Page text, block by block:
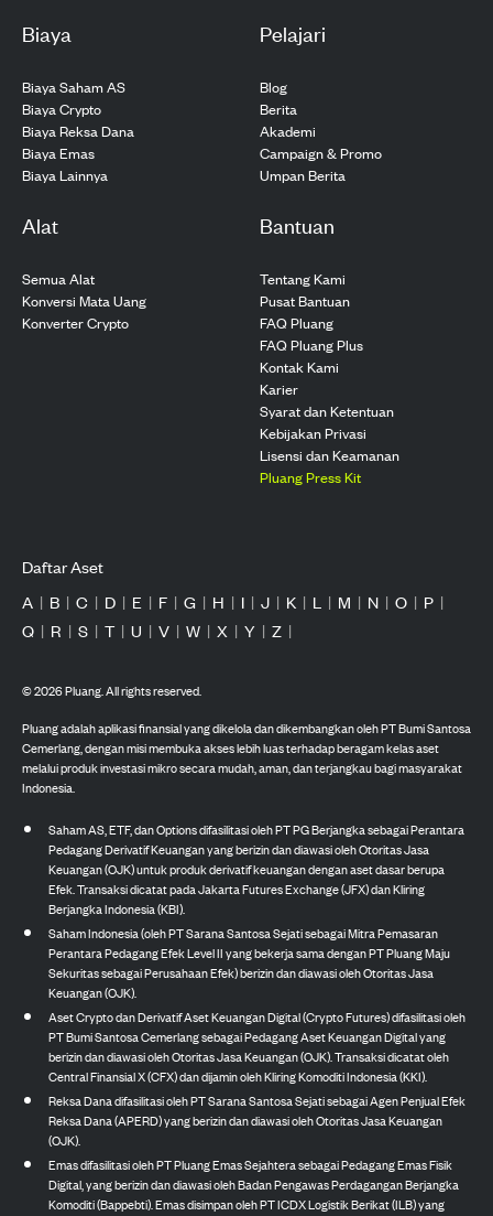
Biaya
Biaya Saham AS
Biaya Crypto
Biaya Reksa Dana
Biaya Emas
Biaya Lainnya
Pelajari
Blog
Berita
Akademi
Campaign & Promo
Umpan Berita
Alat
Semua Alat
Konversi Mata Uang
Konverter Crypto
Bantuan
Tentang Kami
Pusat Bantuan
FAQ Pluang
FAQ Pluang Plus
Kontak Kami
Karier
Syarat dan Ketentuan
Kebijakan Privasi
Lisensi dan Keamanan
Pluang Press Kit
Daftar Aset
A | B | C | D | E | F | G | H | I | J | K | L | M | N | O | P |
Q | R | S | T | U | V | W | X | Y | Z |
©2026Pluang. All rights reserved.
Pluang adalah aplikasi finansial yang dikelola dan dikembangkan oleh PT Bumi Santosa
Cemerlang, dengan misi membuka akses lebih luas terhadap beragam kelas aset
melalui produk investasi mikro secara mudah, aman, dan terjangkau bagi masyarakat
Indonesia.
Saham AS, ETF, dan Options difasilitasi oleh PT PG Berjangka sebagai Perantara
Pedagang Derivatif Keuangan yang berizin dan diawasi oleh Otoritas Jasa
Keuangan (OJK) untuk produk derivatif keuangan dengan aset dasar berupa
Efek. Transaksi dicatat pada Jakarta Futures Exchange (JFX) dan Kliring
Berjangka Indonesia (KBI).
Saham Indonesia (oleh PT Sarana Santosa Sejati sebagai Mitra Pemasaran
Perantara Pedagang Efek Level II yang bekerja sama dengan PT Pluang Maju
Sekuritas sebagai Perusahaan Efek) berizin dan diawasi oleh Otoritas Jasa
Keuangan (OJK).
Aset Crypto dan Derivatif Aset Keuangan Digital (Crypto Futures) difasilitasi oleh
PT Bumi Santosa Cemerlang sebagai Pedagang Aset Keuangan Digital yang
berizin dan diawasi oleh Otoritas Jasa Keuangan (OJK). Transaksi dicatat oleh
Central Finansial X (CFX) dan dijamin oleh Kliring Komoditi Indonesia (KKI).
Reksa Dana difasilitasi oleh PT Sarana Santosa Sejati sebagai Agen Penjual Efek
Reksa Dana (APERD) yang berizin dan diawasi oleh Otoritas Jasa Keuangan
(OJK).
Emas difasilitasi oleh PT Pluang Emas Sejahtera sebagai Pedagang Emas Fisik
Digital, yang berizin dan diawasi oleh Badan Pengawas Perdagangan Berjangka
Komoditi (Bappebti). Emas disimpan oleh PT ICDX Logistik Berikat (ILB) yang